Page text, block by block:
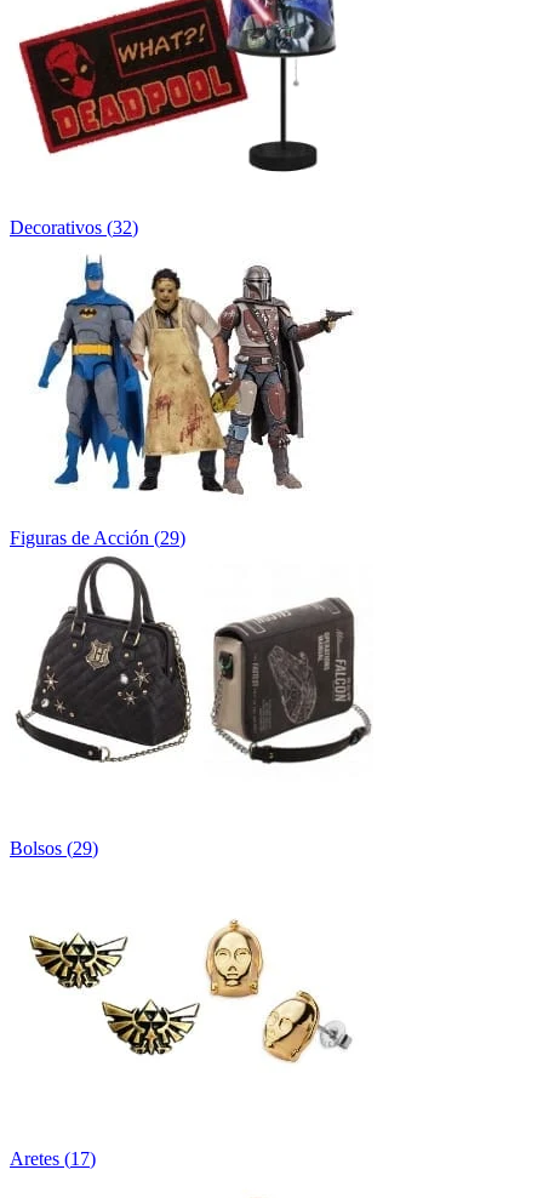
Decorativos (32)
Figuras de Acción (29)
Bolsos (29)
Aretes (17)